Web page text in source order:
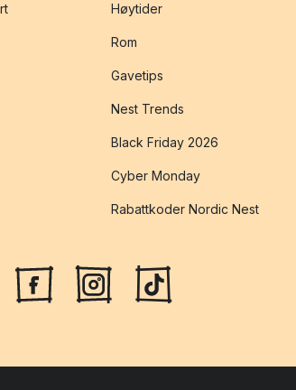
Høytider
Rom
Gavetips
Nest Trends
Black Friday 2026
Cyber Monday
Rabattkoder Nordic Nest